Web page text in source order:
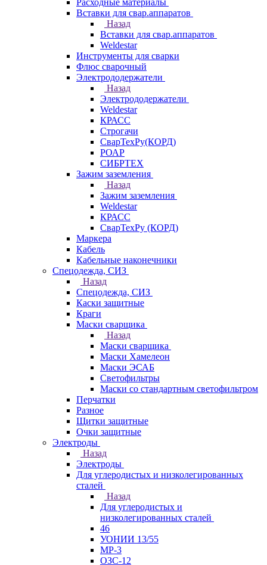
Расходные материалы
Вставки для свар.аппаратов
Назад
Вставки для свар.аппаратов
Weldestar
Инструменты для сварки
Флюс сварочный
Электрододержатели
Назад
Электрододержатели
Weldestar
КРАСС
Строгачи
СварТехРу(КОРД)
РОАР
СИБРТЕХ
Зажим заземления
Назад
Зажим заземления
Weldestar
КРАСС
СварТехРу (КОРД)
Маркера
Кабель
Кабельные наконечники
Спецодежда, СИЗ
Назад
Спецодежда, СИЗ
Каски защитные
Краги
Маски сварщика
Назад
Маски сварщика
Маски Хамелеон
Маски ЭСАБ
Светофильтры
Маски со стандартным светофильтром
Перчатки
Разное
Щитки защитные
Очки защитные
Электроды
Назад
Электроды
Для углеродистых и низколегированных
сталей
Назад
Для углеродистых и
низколегированных сталей
46
УОНИИ 13/55
МР-3
ОЗС-12